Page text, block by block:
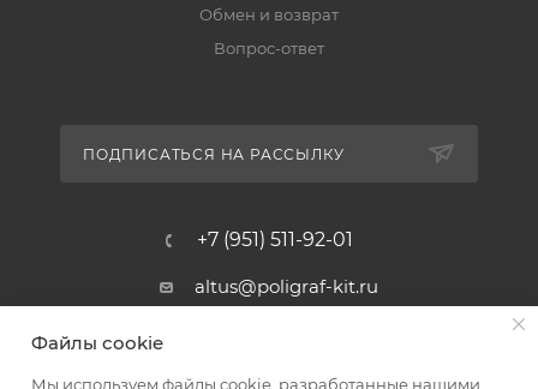
Обмен и возврат
Вопрос-ответ
ПОДПИСАТЬСЯ НА РАССЫЛКУ
+7 (951) 511-92-01
altus@poligraf-kit.ru
Магазин-склад ТЦ "Альтус"
пос. Янтарный, Малое Зеленое
Файлы cookie
Мы используем файлы cookie, разработанные нашими